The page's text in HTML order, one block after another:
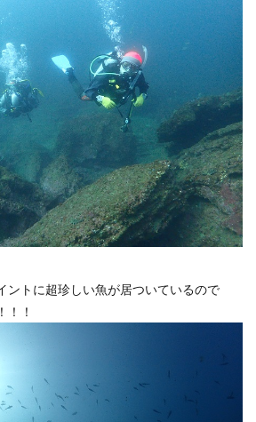
ントに超珍しい魚が居ついているので
！！